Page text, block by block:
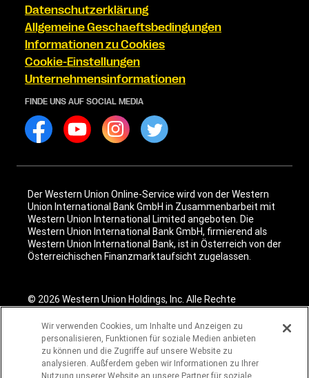
Datenschutzerklärung
Allgemeine Geschaeftsbedingungen
Informationen zu Cookies
Cookie-Einstellungen
Unternehmensinformationen
FINDE UNS AUF SOCIAL MEDIA
Der Western Union Online-Service wird von der Western
Union International Bank GmbH in Zusammenbarbeit mit
Western Union International Limited angeboten. Die
Western Union International Bank GmbH, firmierend als
Western Union International Bank, ist in Österreich von der
Österreichischen Finanzmarktaufsicht zugelassen.
© 2026 Western Union Holdings, Inc. Alle Rechte
vorbehalten. Alle Logos, Handelsmarken, Servicemarken und
Markennamen, die hier genannt werden, sind Eigentum des
jeweiligen Unternehmens.
Wir verwenden Cookies, um Inhalte und Anzeigen zu
personalisieren, Funktionen für soziale Medien anbieten
zu können und die Zugriffe auf unsere Website zu
analysieren. Außferdem geben wir Informationen zu Ihrer
Nutzung unserer Website an unsere Partner für soziale